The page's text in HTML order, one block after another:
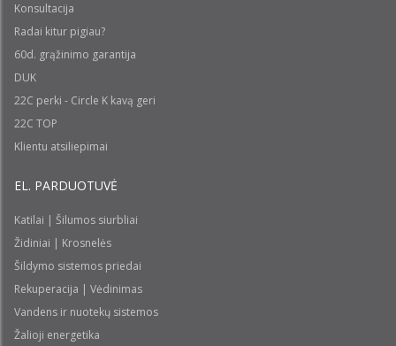
Konsultacija
Radai kitur pigiau?
60d. grąžinimo garantija
DUK
22C perki - Circle K kavą geri
22C TOP
Klientu atsiliepimai
EL. PARDUOTUVĖ
Katilai | Šilumos siurbliai
Židiniai | Krosnelės
Šildymo sistemos priedai
Rekuperacija | Vėdinimas
Vandens ir nuotekų sistemos
Žalioji energetika